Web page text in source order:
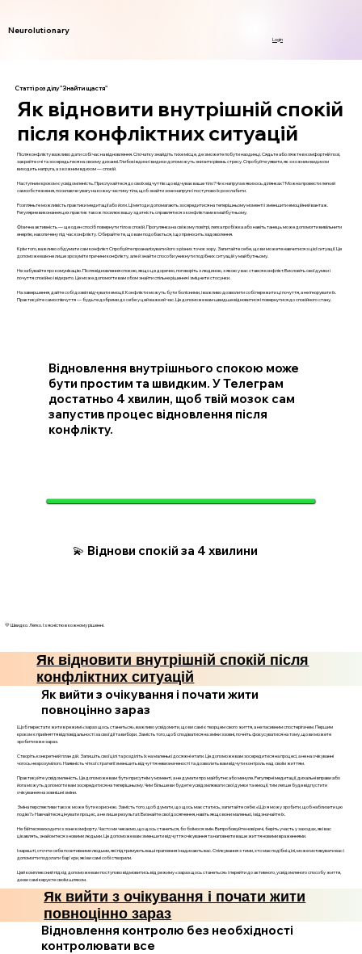
Neurolutionary
Login
Статті розділу "Знайти щастя"
Як відновити внутрішній спокій
після конфліктних ситуацій
Після конфлікту важливо дати собі час на відновлення. Спочатку знайдіть тихе місце, де зможете побути наодинці. Сядьте або ляжте в комфортній позі,
закрийте очі та зосередьтеся на своєму диханні. Глибокі вдихи і видихи допоможуть знизити рівень стресу. Спробуйте уявити, як з кожним видихом
виходить напруга, а з кожним вдихом — спокій.
Наступним кроком є усвідомленість. Прислухайтеся до своїх відчуттів: що відчуває ваше тіло? Чи є напруга в якихось ділянках? Можна провести легкий
самообстеження, посилаючи увагу на кожну частину тіла, щоб знайти зони напруги і поступово їх розслабити.
Розгляньте можливість практики медитації або йоги. Ці методи допомагають зосередитися на теперішньому моменті і зменшити емоційний вантаж.
Регулярне виконання цих практик також посилює вашу здатність справлятися з конфліктами в майбутньому.
Фізична активність — ще один спосіб повернути тіло в спокій. Прогулянка на свіжому повітрі, легка пробіжка або навіть танець може допомогти вивільнити
енергію, накопичену під час конфлікту. Обирайте те, що вам подобається, і що приносить задоволення.
Крім того, важливо обдумати сам конфлікт. Спробуйте проаналізувати його з різних точок зору. Запитайте себе, що ви можете навчитися з цієї ситуації. Це
допоможе вам не лише зрозуміти причини конфлікту, але й знайти способи уникнути подібних ситуацій у майбутньому.
Не забувайте про комунікацію. Після відновлення спокою, якщо це доречно, поговоріть з людиною, з якою у вас стався конфлікт. Висловіть свої думки і
почуття спокійно і відкрито. Це може допомогти вам обом знайти спільне рішення і зміцнити стосунки.
На завершення, дайте собі дозвіл відчувати емоції. Конфлікти можуть бути болісними, і важливо дозволити собі пережити ці почуття, а не ігнорувати їх.
Практикуйте самоспівчуття — будьте добрими до себе у цей важкий час. Це допоможе вам швидше відновитися і повернутися до спокійного стану.
Відновлення внутрішнього спокою може
бути простим та швидким. У Телеграм
достатньо 4 хвилин, щоб твій мозок сам
запустив процес відновлення після
конфлікту.
💫 Віднови спокій за 4 хвилини
💛 Швидко. Легко. І з ясністю в кожному рішенні.
Як відновити внутрішній спокій після
конфліктних ситуацій
Як вийти з очікування і почати жити
повноцінно зараз
Щоб перестати жити в режимі «зараз щось станеться», важливо усвідомити, що ви самі є творцем свого життя, а не пасивним спостерігачем. Першим
кроком є прийняття відповідальності за свої дії та вибори. Замість того, щоб сподіватися на зміни ззовні, почніть фокусуватися на тому, що ви можете
зробити вже зараз.
Створіть конкретний план дій. Запишіть свої цілі та розділіть їх на маленькі досяжні етапи. Це допоможе вам зосередитися на процесі, а не на очікуванні
чогось незрозумілого. Наявність чіткої стратегії зменшить відчуття невизначеності та дозволить вам відчути контроль над своїм життям.
Практикуйте усвідомленість. Це допоможе вам бути присутнім у моменті, а не думати про майбутнє або минуле. Регулярні медитації, дихальні вправи або
йога можуть допомогти вам зосередитися на теперішньому. Чим більше ви будете усвідомлювати свої думки та емоції, тим легше буде відпустити
очікування на зовнішні зміни.
Зміна перспективи також може бути корисною. Замість того, щоб думати, що щось має статись, запитайте себе: «Що я можу зробити, щоб наблизити цю
подію?» Навчайтеся цінувати процес, а не лише результат. Визнайте свої досягнення, навіть якщо вони маленькі, і відзначайте їх.
Не бійтеся виходити з зони комфорту. Часто ми чекаємо, що щось станеться, бо боїмося змін. Випробовуйте нові речі, беріть участь у заходах, які вас
цікавлять, знайомтеся з новими людьми. Це допоможе вам зменшити відчуття очікування та наповнити ваше життя новими враженнями.
І нарешті, оточте себе позитивними людьми, які підтримують ваші прагнення і надихають вас. Спілкування з тими, хто має подібні цілі, може мотивувати вас і
допомогти подолати бар'єри, які ви самі собі створили.
Цей комплексний підхід допоможе вам поступово відмовитись від режиму «зараз щось станеться» і перейти до активного, усвідомленого способу життя,
де ви самі керуєте своїм шляхом.
Як вийти з очікування і почати жити
повноцінно зараз
Відновлення контролю без необхідності
контролювати все